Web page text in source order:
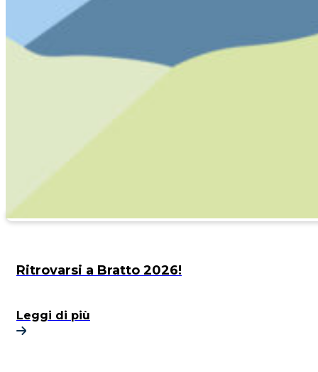
Ritrovarsi a Bratto 2026!
Leggi di più